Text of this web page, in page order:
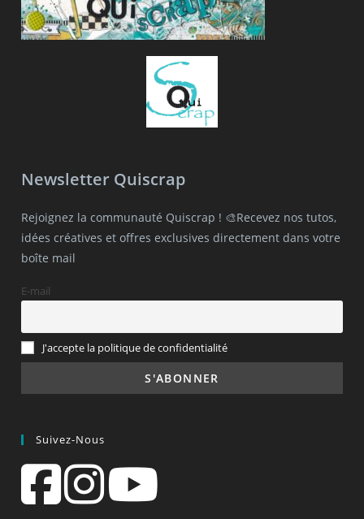
Newsletter Quiscrap
Rejoignez la communauté Quiscrap ! 🎨Recevez nos tutos,
idées créatives et offres exclusives directement dans votre
boîte mail
E-mail
J'accepte la politique de confidentialité
Suivez-Nous